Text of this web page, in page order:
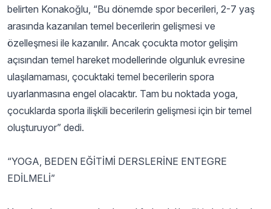
belirten Konakoğlu, “Bu dönemde spor becerileri, 2-7 yaş
arasında kazanılan temel becerilerin gelişmesi ve
özelleşmesi ile kazanılır. Ancak çocukta motor gelişim
açısından temel hareket modellerinde olgunluk evresine
ulaşılamaması, çocuktaki temel becerilerin spora
uyarlanmasına engel olacaktır. Tam bu noktada yoga,
çocuklarda sporla ilişkili becerilerin gelişmesi için bir temel
oluşturuyor” dedi.
“YOGA, BEDEN EĞİTİMİ DERSLERİNE ENTEGRE
EDİLMELİ”